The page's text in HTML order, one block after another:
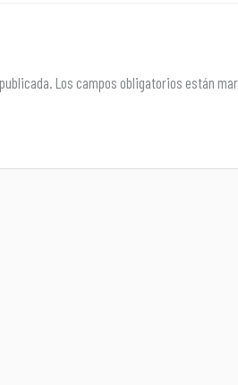
Los campos obligatorios están